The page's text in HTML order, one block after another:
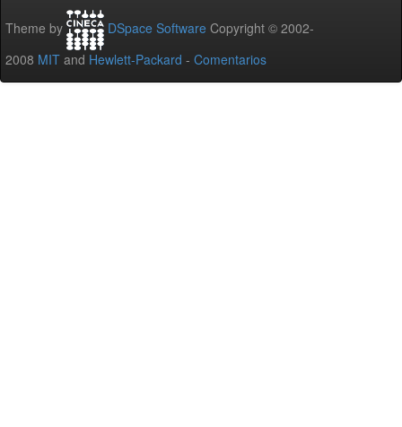
Theme by DSpace Software Copyright © 2002-
2008 MIT and Hewlett-Packard - Comentarios